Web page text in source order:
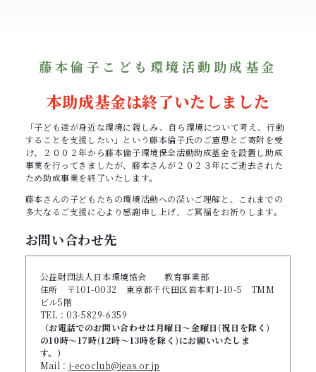
藤本倫子こども環境活動助成基金
本助成基金は終了いたしました
「子ども達が身近な環境に親しみ、自ら環境について考え、行動
することを支援したい」という藤本倫子氏のご意思とご寄附を受
け、２００２年から藤本倫子環境保全活動助成基金を設置し助成
事業を行ってきましたが、藤本さんが２０２３年にご逝去された
ため助成事業を終了いたします。
藤本さんの子どもたちの環境活動への深いご理解と、これまでの
多大なるご支援に心より感謝申し上げ、ご冥福をお祈りします。
お問い合わせ先
公益財団法人日本環境協会 教育事業部
住所 〒101-0032 東京都千代田区岩本町1-10-5 TMM
ビル5階
TEL：03-5829-6359
（お電話でのお問い合わせは月曜日～金曜日(祝日を除く)
の10時～17時(12時～13時を除く)にお願いいたしま
す。）
Mail： j-ecoclub@jeas.or.jp